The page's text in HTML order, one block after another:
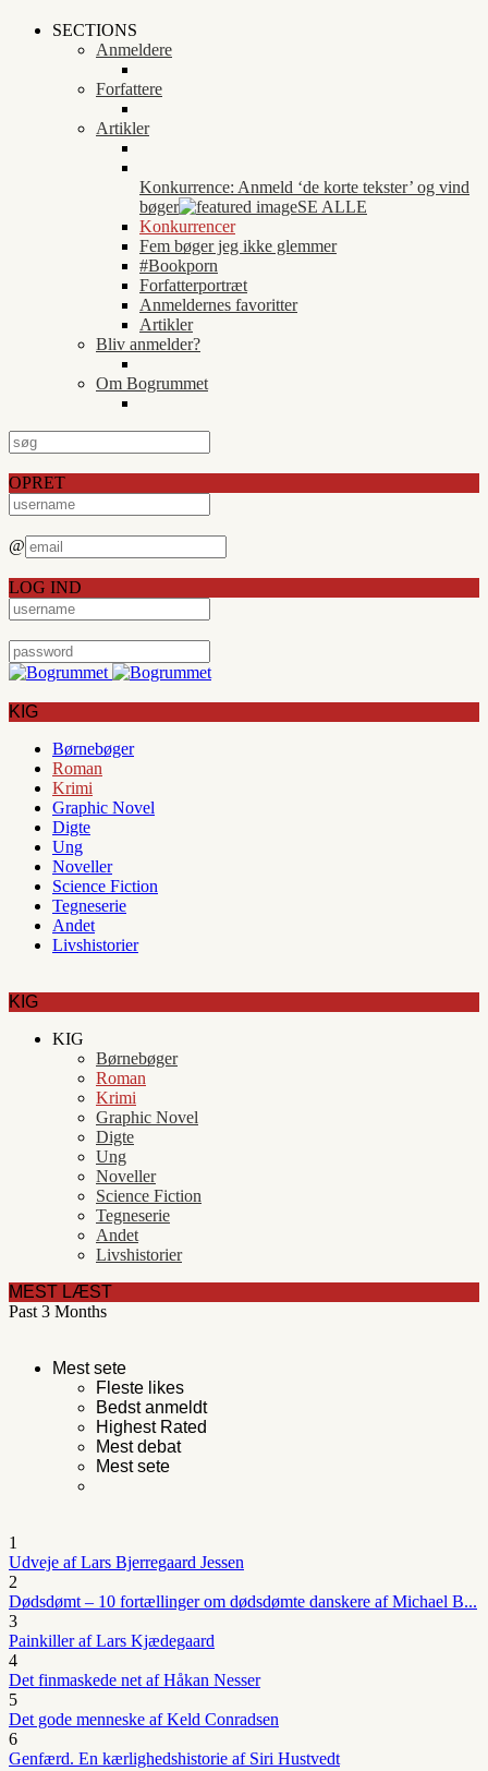
SECTIONS
Anmeldere
Forfattere
Artikler
Konkurrence: Anmeld ‘de korte tekster’ og vind
bøger
SE ALLE
Konkurrencer
Fem bøger jeg ikke glemmer
#Bookporn
Forfatterportræt
Anmeldernes favoritter
Artikler
Bliv anmelder?
Om Bogrummet
OPRET
@
LOG IND
KIG
Børnebøger
Roman
Krimi
Graphic Novel
Digte
Ung
Noveller
Science Fiction
Tegneserie
Andet
Livshistorier
KIG
KIG
Børnebøger
Roman
Krimi
Graphic Novel
Digte
Ung
Noveller
Science Fiction
Tegneserie
Andet
Livshistorier
MEST LÆST
Past 3 Months
Mest sete
Fleste likes
Bedst anmeldt
Highest Rated
Mest debat
Mest sete
1
Udveje af Lars Bjerregaard Jessen
2
Dødsdømt – 10 fortællinger om dødsdømte danskere af Michael B...
3
Painkiller af Lars Kjædegaard
4
Det finmaskede net af Håkan Nesser
5
Det gode menneske af Keld Conradsen
6
Genfærd. En kærlighedshistorie af Siri Hustvedt